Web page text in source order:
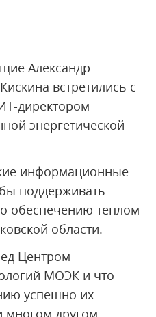
Александр
встретились с
директором
энергетической
информационные
поддерживать
обеспечению теплом
области.
Центром
МОЭК и что
успешно их
многом другом